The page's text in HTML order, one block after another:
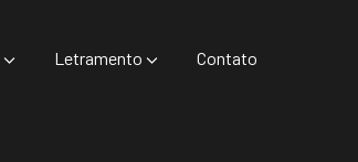
Letramento Contato